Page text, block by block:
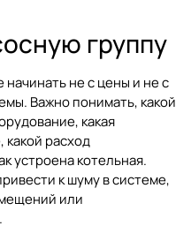
группу
не с цены и не с
Важно понимать, какой
какая
какой расход
устроена котельная.
к шуму в системе,
или